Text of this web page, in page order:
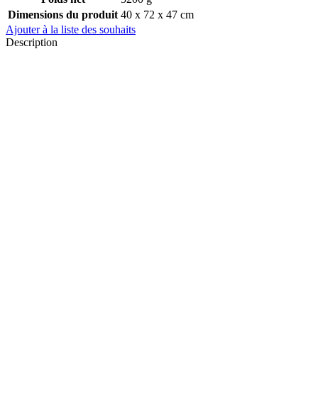
Dimensions du produit 40 x 72 x 47 cm
Ajouter à la liste des souhaits
Description